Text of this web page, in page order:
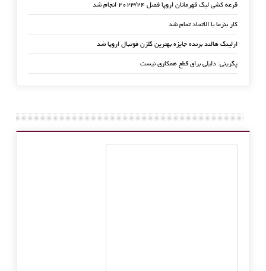
قرعه کشی لیگ قهرمانان اروپا فصل ۲۰۲۳/۲۴ انجام شد
کار بنزما با الاتحاد تمام شد
ارلینگ هالند برنده جایزه بهترین گلزن فوتبال اروپا شد
پگرینی: دلیلی برای قطع همکاری نیست